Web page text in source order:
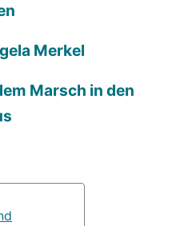
Merkel
Marsch in den